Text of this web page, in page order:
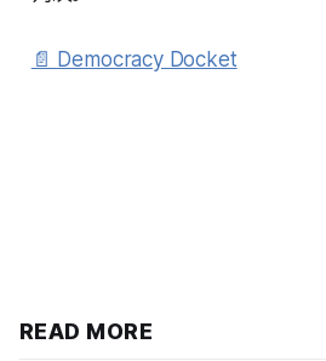
📄 Democracy Docket
READ MORE